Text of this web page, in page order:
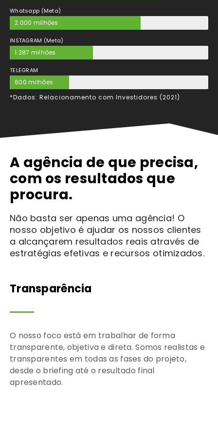
Whatsapp (Meta)
2.000 milhões
INSTAGRAM (Meta)
1.287 milhões
TELEGRAM
600 milhões
*Dados: Relacionamento com Investidores (2021)
A agência de que precisa,
com os resultados que
procura.
Não basta ser apenas uma agência! O
nosso objetivo é ajudar os nossos clientes
a alcançarem resultados reais através de
estratégias efetivas e recursos otimizados.
Transparência
O nosso foco está em trabalhar de forma
transparente, objetiva e direta. Somos realistas e
transparentes em todas as fases do projeto,
desde o briefing até o resultado final
apresentado.